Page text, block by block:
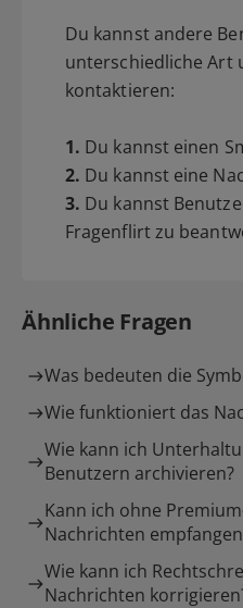
Du kannst andere
unterschiedliche Art
kontaktieren:
1. Du kannst einen
2. Du kannst eine
3. Du kannst
Fragenflirt zu
Ähnliche Fragen
Was bedeuten die
Wie funktioniert das
Wie kann ich
Benutzern archivieren?
Kann ich ohne
Nachrichten
Wie kann ich
Nachrichten